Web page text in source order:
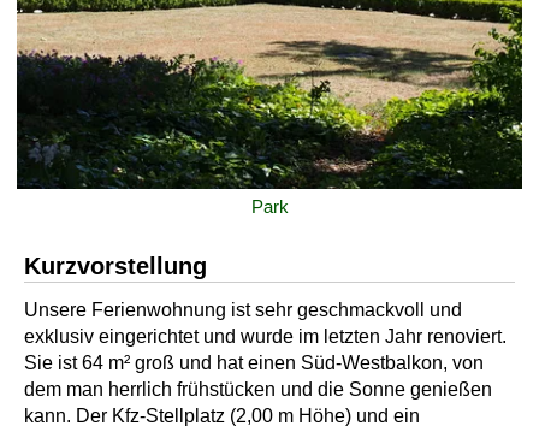
Park
Kurzvorstellung
Unsere Ferienwohnung ist sehr geschmackvoll und
exklusiv eingerichtet und wurde im letzten Jahr renoviert.
Sie ist 64 m² groß und hat einen Süd-Westbalkon, von
dem man herrlich frühstücken und die Sonne genießen
kann. Der Kfz-Stellplatz (2,00 m Höhe) und ein